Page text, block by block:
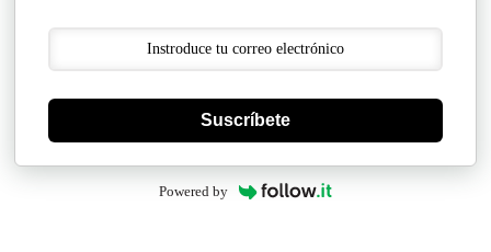
Suscríbete
Powered by